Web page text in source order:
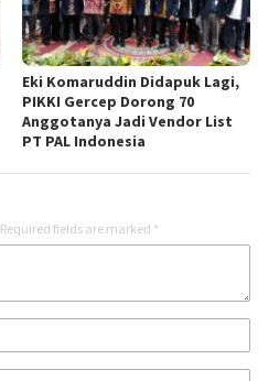
Eki Komaruddin Didapuk Lagi,
PIKKI Gercep Dorong 70
Anggotanya Jadi Vendor List
PT PAL Indonesia
Required fields are marked *